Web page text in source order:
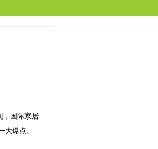
，国际家居
爆点。